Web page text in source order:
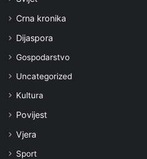
Crna kronika
Dijaspora
Gospodarstvo
Uncategorized
Kultura
Povijest
Vjera
Sport